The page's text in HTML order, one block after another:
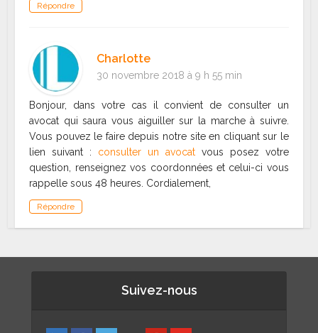
Répondre
Charlotte
30 novembre 2018 à 9 h 55 min
Bonjour, dans votre cas il convient de consulter un
avocat qui saura vous aiguiller sur la marche à suivre.
Vous pouvez le faire depuis notre site en cliquant sur le
lien suivant : consulter un avocatvous posez votre
question, renseignez vos coordonnées et celui-ci vous
rappelle sous 48 heures. Cordialement,
Répondre
Suivez-nous